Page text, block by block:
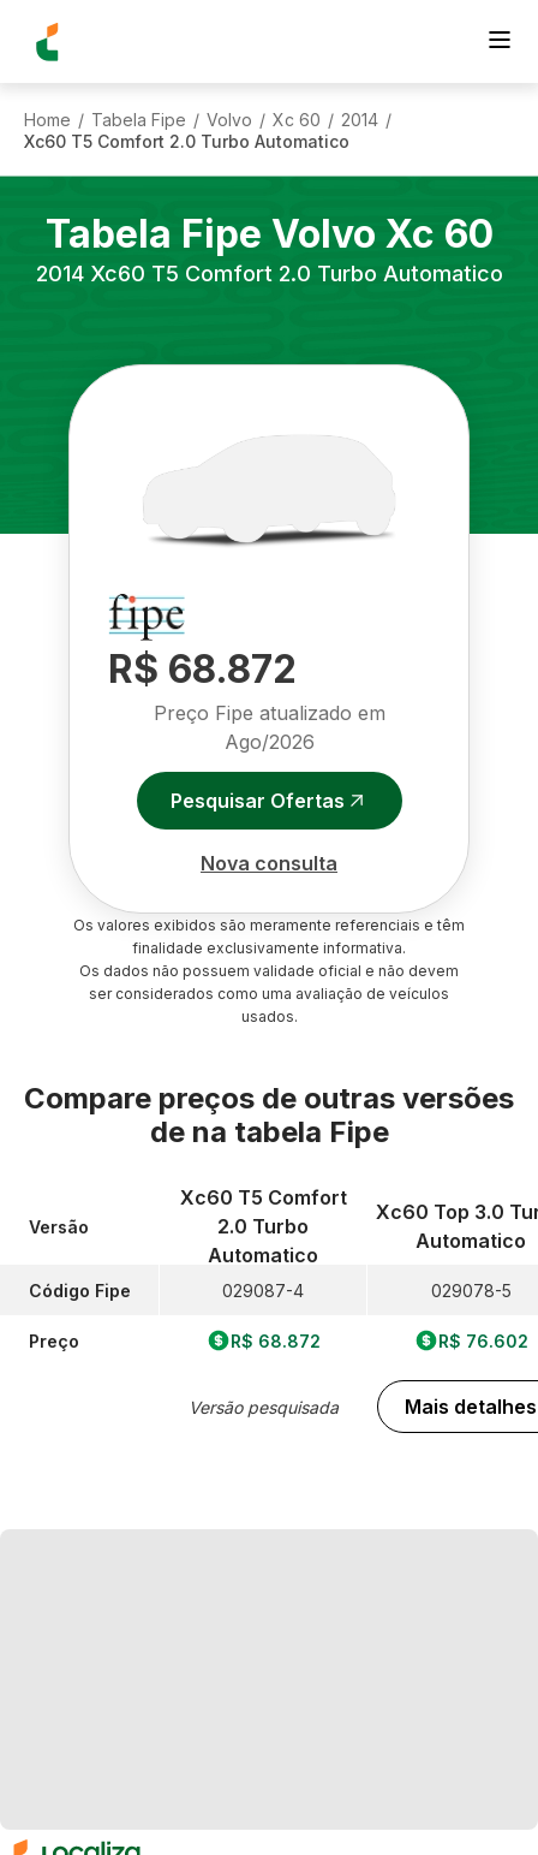
Home / Tabela Fipe / Volvo / Xc 60 / 2014 /
Xc60 T5 Comfort 2.0 Turbo Automatico
Tabela Fipe Volvo Xc 60
2014 Xc60 T5 Comfort 2.0 Turbo Automatico
R$ 68.872
Preço Fipe atualizado em
Ago/2026
Pesquisar Ofertas
Nova consulta
Os valores exibidos são meramente referenciais e têm
finalidade exclusivamente informativa.
Os dados não possuem validade oficial e não devem
ser considerados como uma avaliação de veículos
usados.
Compare preços de outras versões
de na tabela Fipe
Versão
Código Fipe
Preço
Xc60 T5 Comfort
2.0 Turbo
Automatico
029087-4
R$ 68.872
Versão pesquisada
Xc60 Top 3.0
Automatico
029078-5
R$ 76.602
Mais detalhes